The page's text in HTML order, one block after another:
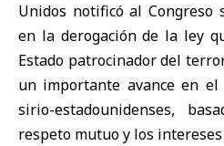
Unidos notificó al Congreso
en la derogación de la ley
Estado patrocinador del
un importante avance en
sirio-estadounidenses,
respeto mutuo y los intereses